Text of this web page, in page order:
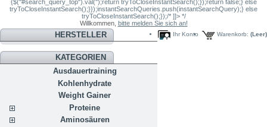
{$("#search_query_top").val('');return tryToCloseInstantSearch();});return false;} else
tryToCloseInstantSearch();}});instantSearchQueries.push(instantSearchQuery);} else
tryToCloseInstantSearch();});/* ]]> */
Willkommen, bitte melden Sie sich an!
Warenkorb: (Leer)
Ihr Konto
HERSTELLER
KATEGORIEN
Ausdauertraining
Kohlenhydrate
Weight Gainer
Proteine
Aminosäuren